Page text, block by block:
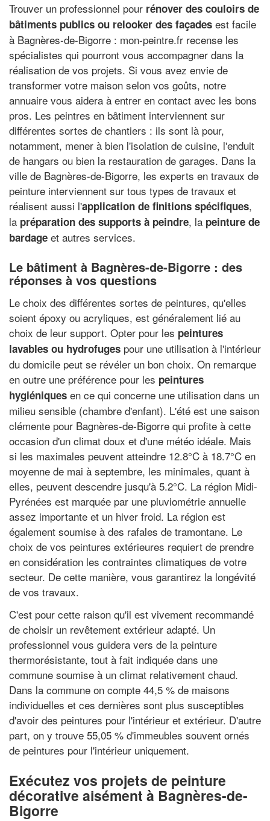
Trouver un professionnel pour rénover des couloirs de
bâtiments publics ou relooker des façades est facile
à Bagnères-de-Bigorre : mon-peintre.fr recense les
spécialistes qui pourront vous accompagner dans la
réalisation de vos projets. Si vous avez envie de
transformer votre maison selon vos goûts, notre
annuaire vous aidera à entrer en contact avec les bons
pros. Les peintres en bâtiment interviennent sur
différentes sortes de chantiers : ils sont là pour,
notamment, mener à bien l'isolation de cuisine, l'enduit
de hangars ou bien la restauration de garages. Dans la
ville de Bagnères-de-Bigorre, les experts en travaux de
peinture interviennent sur tous types de travaux et
réalisent aussi l'application de finitions spécifiques,
la préparation des supports à peindre, la peinture de
bardage et autres services.
Le bâtiment à Bagnères-de-Bigorre : des
réponses à vos questions
Le choix des différentes sortes de peintures, qu'elles
soient époxy ou acryliques, est généralement lié au
choix de leur support. Opter pour les peintures
lavables ou hydrofuges pour une utilisation à l'intérieur
du domicile peut se révéler un bon choix. On remarque
en outre une préférence pour les peintures
hygiéniques en ce qui concerne une utilisation dans un
milieu sensible (chambre d'enfant). L'été est une saison
clémente pour Bagnères-de-Bigorre qui profite à cette
occasion d'un climat doux et d'une météo idéale. Mais
si les maximales peuvent atteindre 12.8°C à 18.7°C en
moyenne de mai à septembre, les minimales, quant à
elles, peuvent descendre jusqu'à 5.2°C. La région Midi-
Pyrénées est marquée par une pluviométrie annuelle
assez importante et un hiver froid. La région est
également soumise à des rafales de tramontane. Le
choix de vos peintures extérieures requiert de prendre
en considération les contraintes climatiques de votre
secteur. De cette manière, vous garantirez la longévité
de vos travaux.
C'est pour cette raison qu'il est vivement recommandé
de choisir un revêtement extérieur adapté. Un
professionnel vous guidera vers de la peinture
thermorésistante, tout à fait indiquée dans une
commune soumise à un climat relativement chaud.
Dans la commune on compte 44,5 % de maisons
individuelles et ces dernières sont plus susceptibles
d'avoir des peintures pour l'intérieur et extérieur. D'autre
part, on y trouve 55,05 % d'immeubles souvent ornés
de peintures pour l'intérieur uniquement.
Exécutez vos projets de peinture
décorative aisément à Bagnères-de-
Bigorre